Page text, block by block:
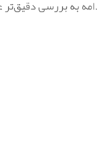
به بررسی